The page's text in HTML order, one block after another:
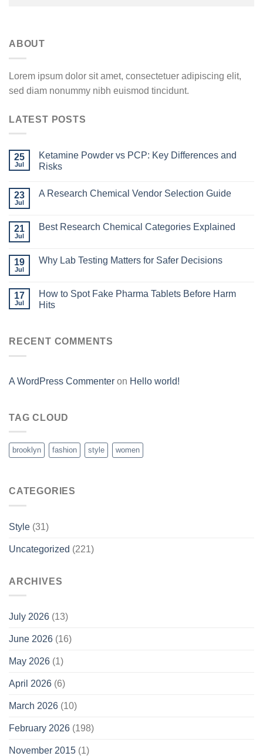
ABOUT
Lorem ipsum dolor sit amet, consectetuer adipiscing elit,
sed diam nonummy nibh euismod tincidunt.
LATEST POSTS
25
Jul
Ketamine Powder vs PCP: Key Differences and
Risks
23
Jul
A Research Chemical Vendor Selection Guide
21
Jul
Best Research Chemical Categories Explained
19
Jul
Why Lab Testing Matters for Safer Decisions
17
Jul
How to Spot Fake Pharma Tablets Before Harm
Hits
RECENT COMMENTS
A WordPress Commenter on Hello world!
TAG CLOUD
brooklyn fashion style women
CATEGORIES
Style (31)
Uncategorized (221)
ARCHIVES
July 2026 (13)
June 2026 (16)
May 2026 (1)
April 2026 (6)
March 2026 (10)
February 2026 (198)
November 2015 (1)